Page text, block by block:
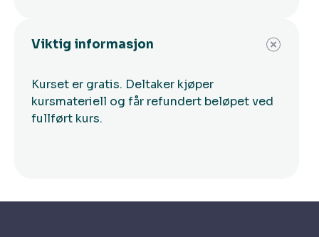
kan finne informasjon og fagstoff som er
relevant for en yrkesfaglig problemstilling
gjenvinningsbransjen
kan kartlegge nødvendige oppgaver innen
produksjon, og identifisere faglige
Viktig informasjon
Kurset er gratis. Deltaker kjøper
kursmateriell og får refundert beløpet ved
fullført kurs.